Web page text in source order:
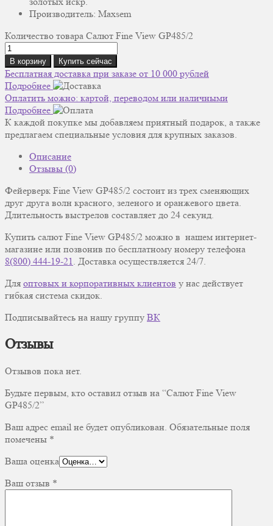
Производитель: Maxsem
Количество товара Салют Fine View GP485/2
В корзину Купить сейчас
Бесплатная доставка при заказе от 10 000 рублей
Подробнее
Оплатить можно: картой, переводом или наличными
Подробнее
К каждой покупке мы добавляем приятный подарок, а также
предлагаем специальные условия для крупных заказов.
Описание
Отзывы (0)
Фейерверк Fine View GP485/2 состоит из трех сменяющих
друг друга волн красного, зеленого и оранжевого цвета.
Длительность выстрелов составляет до 24 секунд.
Купить салют Fine View GP485/2 можно в нашем интернет-
магазине или позвонив по бесплатному номеру телефона
8(800) 444-19-21. Доставка осуществляется 24/7.
Для оптовых и корпоративных клиентов у нас действует
гибкая система скидок.
Подписывайтесь на нашу группу ВК
Отзывы
Отзывов пока нет.
Будьте первым, кто оставил отзыв на “Салют Fine View
GP485/2”
Ваш адрес email не будет опубликован. Обязательные поля
помечены *
Ваша оценка
Ваш отзыв *